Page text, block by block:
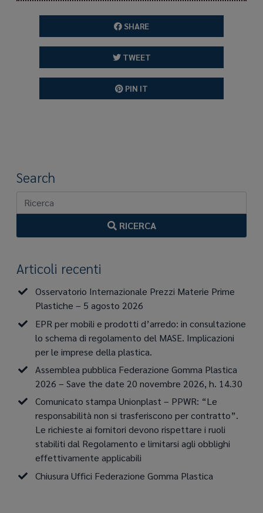
SHARE
TWEET
PIN IT
Search
RICERCA
Articoli recenti
Osservatorio Internazionale Prezzi Materie Prime
Plastiche – 5 agosto 2026
EPR per mobili e prodotti d’arredo: in consultazione
lo schema di regolamento del MASE. Implicazioni
per le imprese della plastica.
Assemblea pubblica Federazione Gomma Plastica
2026 – Save the date 20 novembre 2026, h. 14.30
Comunicato stampa Unionplast – PPWR: “Le
responsabilità non si trasferiscono per contratto”.
Le richieste ai fornitori devono rispettare i ruoli
stabiliti dal Regolamento e limitarsi agli obblighi
effettivamente applicabili
Chiusura Uffici Federazione Gomma Plastica